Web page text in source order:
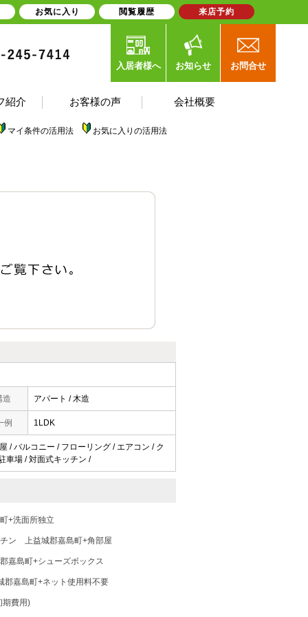
入居者様へ お知らせ お問合せ
紹介 お客様の声 会社概要
マイ条件の活用法 お気に入りの活用法
造 アパート / 木造
例 1LDK
/ バルコニー / フローリング / エアコン / ク
車場 / 対面式キッチン /
+洗面所独立
ン 上益城郡嘉島町+角部屋
嘉島町+シューズボックス
郡嘉島町+ネット使用料不要
期費用)
お気に入り 閲覧履歴 来店予約